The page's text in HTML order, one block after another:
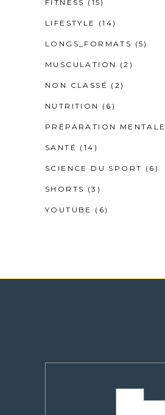
FITNESS (15)
LIFESTYLE (14)
LONGS_FORMATS (5)
MUSCULATION (2)
NON CLASSÉ (2)
NUTRITION (6)
PRÉPARATION MENTALE
SANTÉ (14)
SCIENCE DU SPORT (6)
SHORTS (3)
YOUTUBE (6)